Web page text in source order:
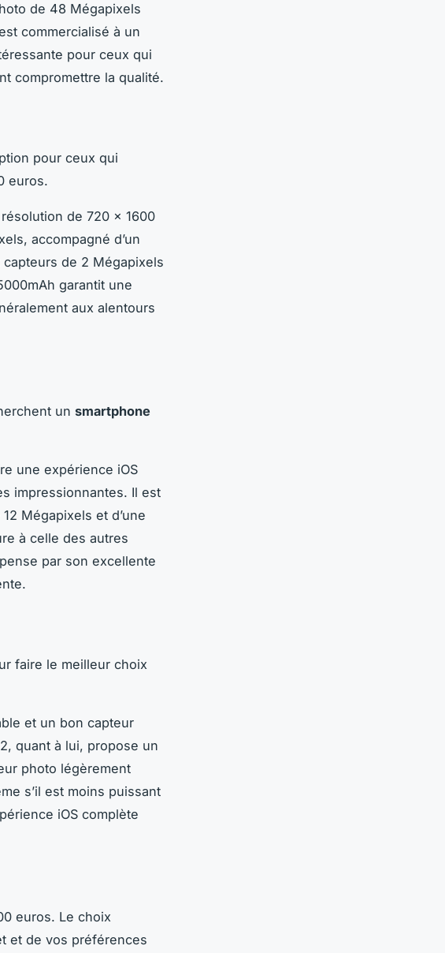
de 48 Mégapixels
commercialisé à un
pour ceux qui
compromettre la qualité.
pour ceux qui
euros.
de 720 x 1600
accompagné d’un
de 2 Mégapixels
garantit une
aux alentours
un smartphone
une expérience iOS
impressionnantes. Il est
Mégapixels et d’une
à celle des autres
par son excellente
faire le meilleur choix
et un bon capteur
quant à lui, propose un
photo légèrement
s’il est moins puissant
iOS complète
euros. Le choix
et de vos préférences